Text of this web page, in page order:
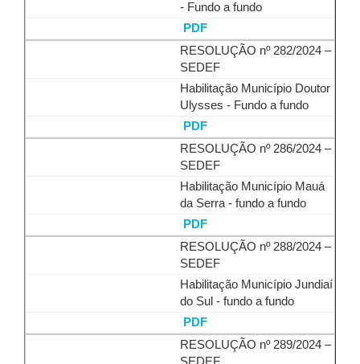
- Fundo a fundo
PDF
RESOLUÇÃO nº 282/2024 –
SEDEF
Habilitação Município Doutor
Ulysses - Fundo a fundo
PDF
RESOLUÇÃO nº 286/2024 –
SEDEF
Habilitação Município Mauá
da Serra - fundo a fundo
PDF
RESOLUÇÃO nº 288/2024 –
SEDEF
Habilitação Município Jundiaí
do Sul - fundo a fundo
PDF
RESOLUÇÃO nº 289/2024 –